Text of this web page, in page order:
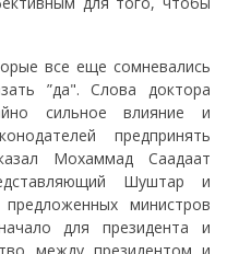
все еще сомневались
”да". Слова доктора
сильное влияние и
предпринять
Мохаммад Саадаат
Шуштар и
министров
для президента и